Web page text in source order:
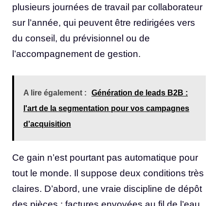
plusieurs journées de travail par collaborateur
sur l’année, qui peuvent être redirigées vers
du conseil, du prévisionnel ou de
l’accompagnement de gestion.
A lire également :
Génération de leads B2B :
l'art de la segmentation pour vos campagnes
d'acquisition
Ce gain n’est pourtant pas automatique pour
tout le monde. Il suppose deux conditions très
claires. D’abord, une vraie discipline de dépôt